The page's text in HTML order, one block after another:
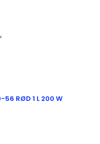
56 RØD 1 L 200 W